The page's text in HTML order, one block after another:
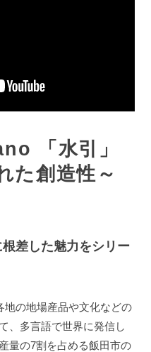
「水引」
た創造性～
差した魅力をシリー
地の地場産品や文化などの
、多言語で世界に発信し
量の7割を占める飯田市の